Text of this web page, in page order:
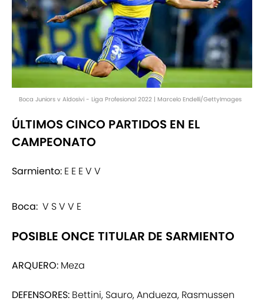
Boca Juniors v Aldosivi - Liga Profesional 2022 | Marcelo Endelli/GettyImages
ÚLTIMOS CINCO PARTIDOS EN EL
CAMPEONATO
Sarmiento: E E E V V
Boca: V S V V E
POSIBLE ONCE TITULAR DE SARMIENTO
ARQUERO: Meza
DEFENSORES: Bettini, Sauro, Andueza, Rasmussen